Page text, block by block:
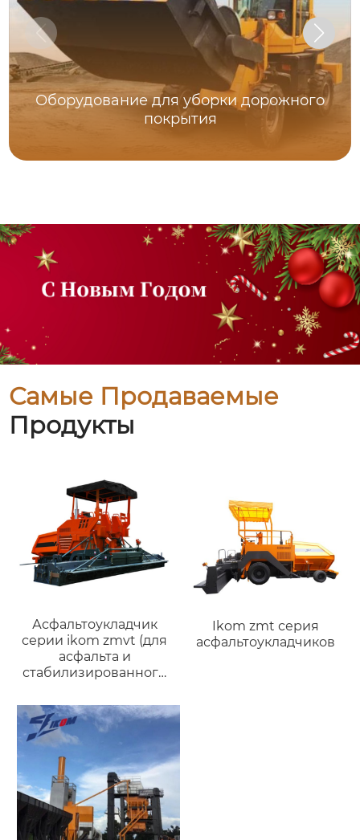
Оборудование для уборки дорожного
покрытия
Самые Продаваемые
Продукты
Асфальтоукладчик
серии ikom zmvt (для
асфальта и
стабилизированного
Ikom zmt серия
асфальтоукладчиков